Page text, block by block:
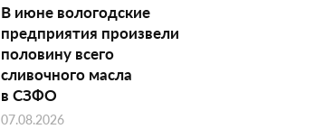
В июне вологодские
предприятия произвели
половину всего
сливочного масла
в СЗФО
07.08.2026